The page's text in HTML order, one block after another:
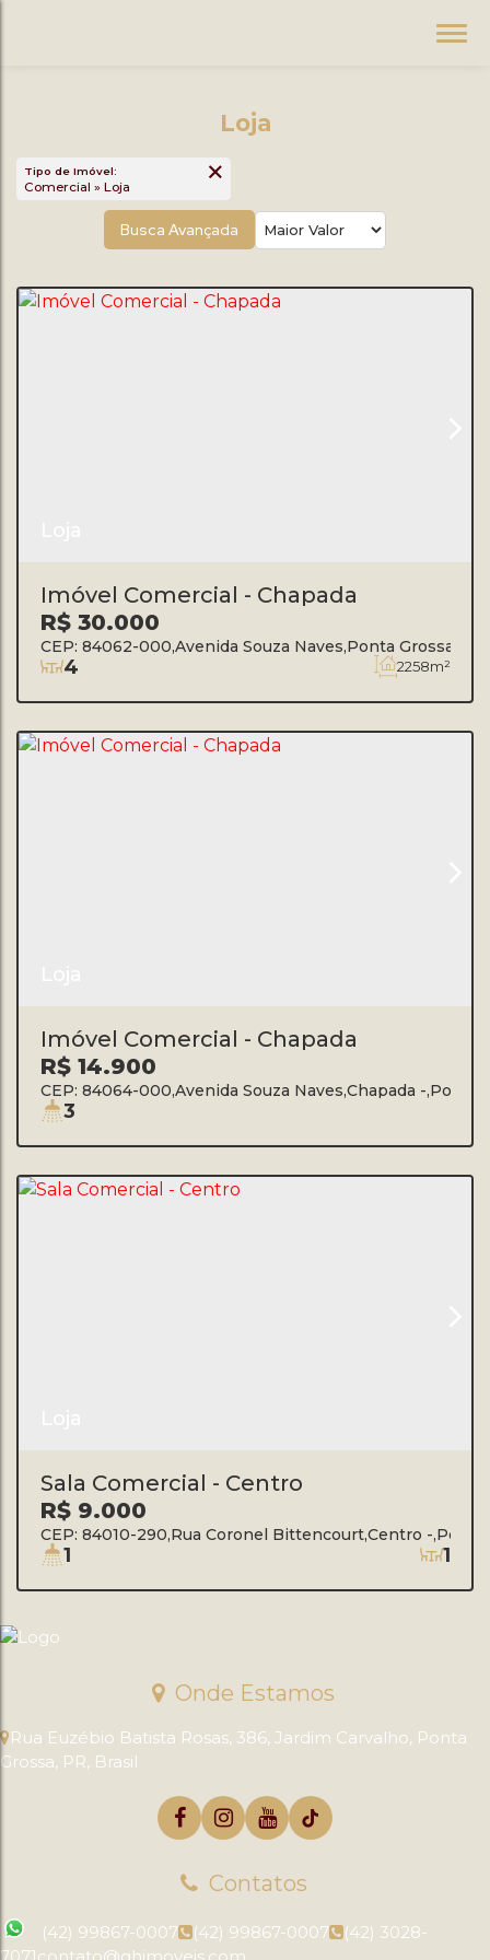
Loja
Tipo de Imóvel:
Comercial » Loja
Busca Avançada
Imóvel Comercial - Chapada
R$30.000
CEP: 84062-000,Avenida Souza Naves,Ponta Grossa
4 2258m²
Imóvel Comercial - Chapada
R$14.900
CEP: 84064-000,Avenida Souza Naves,Chapada ,Ponta
3
Sala Comercial - Centro
R$9.000
CEP: 84010-290,Rua Coronel Bittencourt,Centro ,Ponta
1 1
Onde Estamos
Rua Euzébio Batista Rosas, 386, Jardim Carvalho, Ponta
Grossa, PR, Brasil
Contatos
(42) 99867-0007 (42) 99867-0007
(42) 3028-